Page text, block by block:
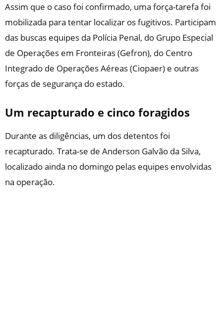
Assim que o caso foi confirmado, uma força-tarefa foi
mobilizada para tentar localizar os fugitivos. Participam
das buscas equipes da Polícia Penal, do Grupo Especial
de Operações em Fronteiras (Gefron), do Centro
Integrado de Operações Aéreas (Ciopaer) e outras
forças de segurança do estado.
Um recapturado e cinco foragidos
Durante as diligências, um dos detentos foi
recapturado. Trata-se de Anderson Galvão da Silva,
localizado ainda no domingo pelas equipes envolvidas
na operação.